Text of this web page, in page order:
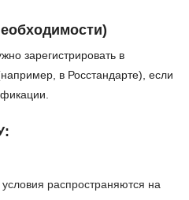
зарегистрировать в
в Росстандарте), если
распространяются на